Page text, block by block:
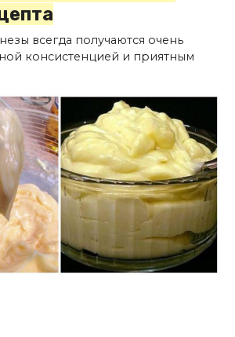
всегда получаются очень
консистенцией и приятным